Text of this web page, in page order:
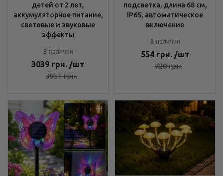
детей от 2 лет,
аккумуляторное питание,
световые и звуковые
эффекты
В наличии
3039 грн. /шт
3951грн.
подсветка, длина 68 см,
IP65, автоматическое
включение
В наличии
554 грн. /шт
720грн.